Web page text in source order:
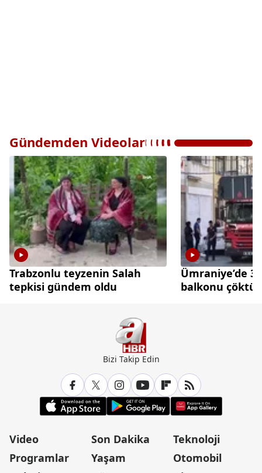
Gündemden Videolar
Trabzonlu teyzenin Salah
tepkisi gündem oldu
Ümraniye’de 3
balkonu çöktü
Bizi Takip Edin
Video
Programlar
Son Dakika
Yaşam
Teknoloji
Otomobil